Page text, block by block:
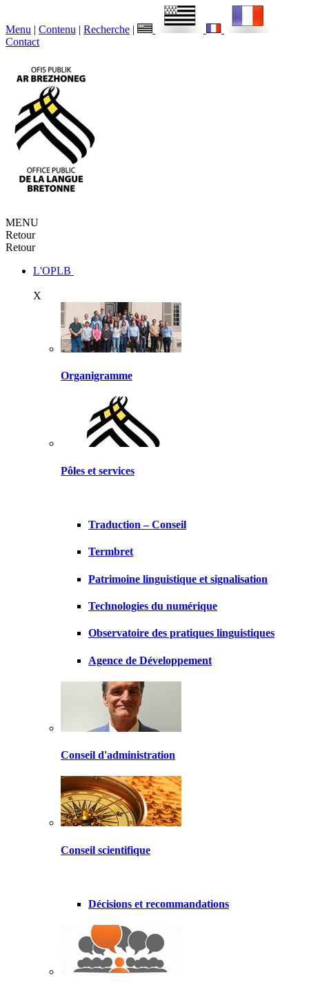
Menu | Contenu | Recherche |
Contact
MENU
Retour
Retour
L'OPLB
X
Organigramme
Pôles et services
Traduction – Conseil
Termbret
Patrimoine linguistique et signalisation
Technologies du numérique
Observatoire des pratiques linguistiques
Agence de Développement
Conseil d'administration
Conseil scientifique
Décisions et recommandations